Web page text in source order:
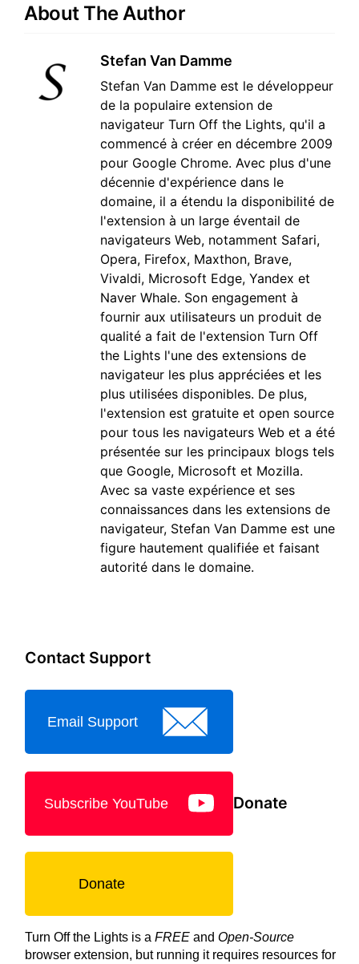
About The Author
Stefan Van Damme
Stefan Van Damme est le développeur
de la populaire extension de
navigateur Turn Off the Lights, qu'il a
commencé à créer en décembre 2009
pour Google Chrome. Avec plus d'une
décennie d'expérience dans le
domaine, il a étendu la disponibilité de
l'extension à un large éventail de
navigateurs Web, notamment Safari,
Opera, Firefox, Maxthon, Brave,
Vivaldi, Microsoft Edge, Yandex et
Naver Whale. Son engagement à
fournir aux utilisateurs un produit de
qualité a fait de l'extension Turn Off
the Lights l'une des extensions de
navigateur les plus appréciées et les
plus utilisées disponibles. De plus,
l'extension est gratuite et open source
pour tous les navigateurs Web et a été
présentée sur les principaux blogs tels
que Google, Microsoft et Mozilla.
Avec sa vaste expérience et ses
connaissances dans les extensions de
navigateur, Stefan Van Damme est une
figure hautement qualifiée et faisant
autorité dans le domaine.
Contact Support
Email Support
Subscribe YouTube Donate
Donate
Turn Off the Lights is a FREE and Open-Source
browser extension, but running it requires resources for